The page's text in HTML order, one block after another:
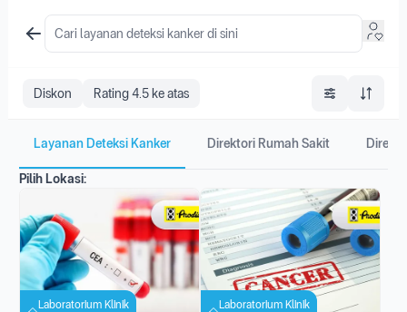
Diskon Rating 4.5 ke atas
Layanan Deteksi Kanker Direktori Rumah Sakit
Pilih Lokasi:
Laboratorium Klinik
Laboratorium Klinik